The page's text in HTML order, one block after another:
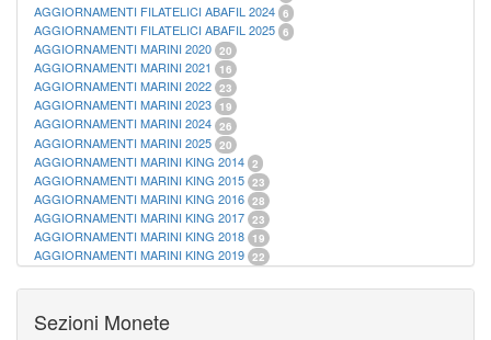
AGGIORNAMENTI FILATELICI ABAFIL 2024 6
AGGIORNAMENTI FILATELICI ABAFIL 2025 6
AGGIORNAMENTI MARINI 2020 20
AGGIORNAMENTI MARINI 2021 16
AGGIORNAMENTI MARINI 2022 23
AGGIORNAMENTI MARINI 2023 19
AGGIORNAMENTI MARINI 2024 26
AGGIORNAMENTI MARINI 2025 20
AGGIORNAMENTI MARINI KING 2014 2
AGGIORNAMENTI MARINI KING 2015 23
AGGIORNAMENTI MARINI KING 2016 28
AGGIORNAMENTI MARINI KING 2017 23
AGGIORNAMENTI MARINI KING 2018 19
AGGIORNAMENTI MARINI KING 2019 22
ALBUM PER CARTAMONETA 1
CARTELLE FILATELICHE MARINI
Sezioni Monete